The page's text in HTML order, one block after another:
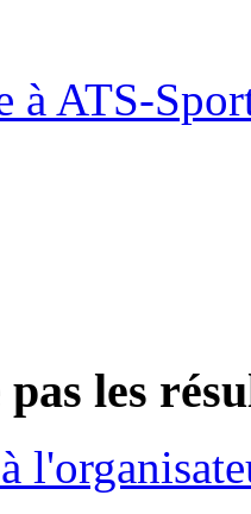
à ATS-
pas les